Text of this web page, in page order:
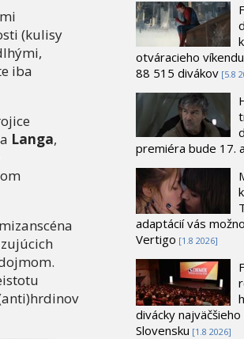
(kulisy
iba
Langa,
otváracieho
88 515 divákov [5.8
premiéra bude 17.
adaptácií vás
Vertigo [1.8 2026]
divácky
Slovensku [1.8 2026]